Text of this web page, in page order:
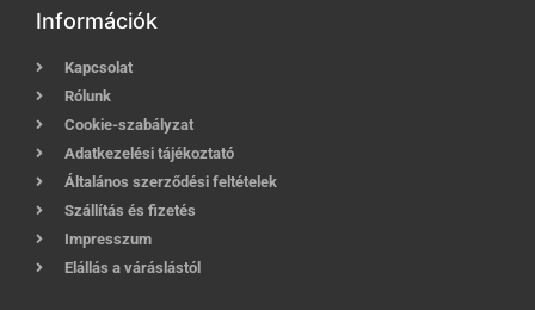
Információk
Kapcsolat
Rólunk
Cookie-szabályzat
Adatkezelési tájékoztató
Általános szerződési feltételek
Szállítás és fizetés
Impresszum
Elállás a váráslástól